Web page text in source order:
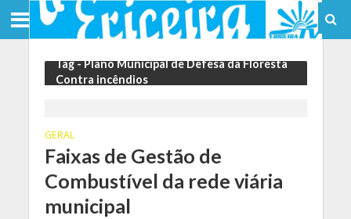
Tag - Plano Municipal de Defesa da Floresta
Contra incêndios
GERAL
Faixas de Gestão de
Combustível da rede viária
municipal